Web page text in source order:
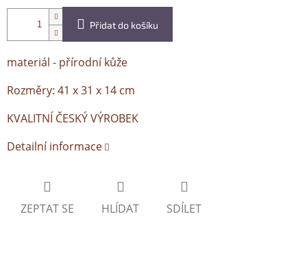
Přidat do košíku
materiál - přírodní kůže
Rozměry: 41 x 31 x 14 cm
KVALITNÍ ČESKÝ VÝROBEK
Detailní informace
ZEPTAT SE HLÍDAT SDÍLET